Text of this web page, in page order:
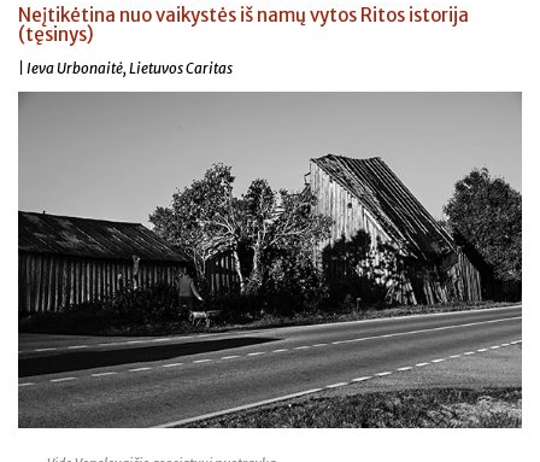
Neįtikėtina nuo vaikystės iš namų vytos Ritos istorija
(tęsinys)
| Ieva Urbonaitė, Lietuvos Caritas